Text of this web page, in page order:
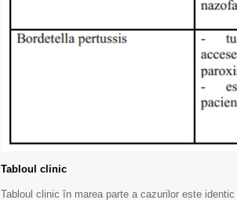
Tabloul clinic
Tabloul clinic în marea parte a cazurilor este